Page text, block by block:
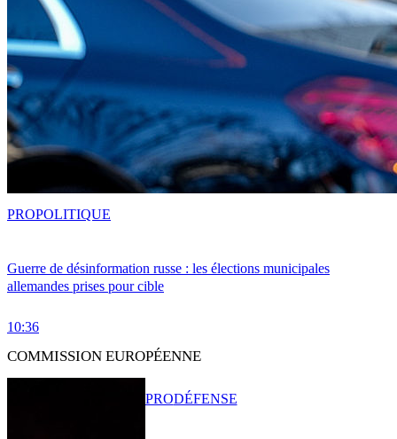
Guerre de désinformation russe : les élections municipales
allemandes prises pour cible
10:36
PROPOLITIQUE
COMMISSION EUROPÉENNE
PRODÉFENSE